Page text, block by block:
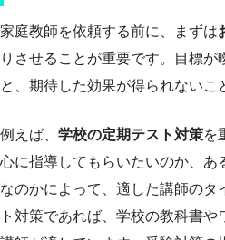
家庭教師を依頼する前に、まずは
りさせることが重要です。目標が
と、期待した効果が得られないこ
例えば、 学校の定期テスト対策を
心に指導してもらいたいのか、あ
なのかによって、適した講師のタ
ト対策であれば、学校の教科書